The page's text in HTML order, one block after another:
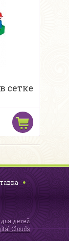
сетке
детей
Clouds